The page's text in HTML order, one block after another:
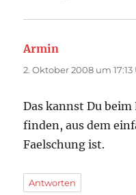
Armin
2. Oktober 2008 um 17:13
Das kannst Du
finden, aus dem
Faelschung ist.
Antworten